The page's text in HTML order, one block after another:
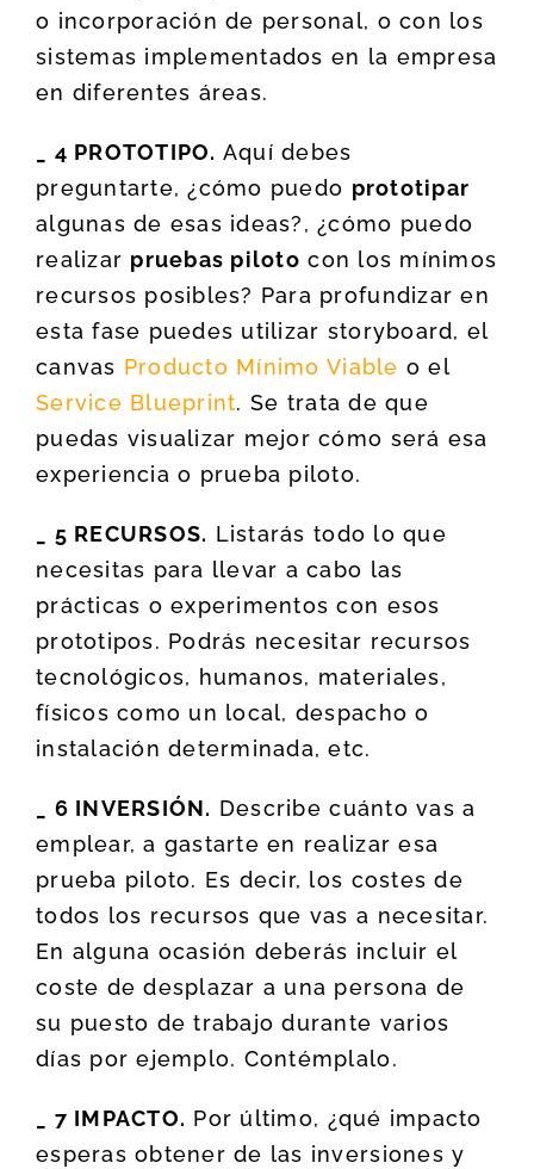
o incorporación de personal, o con los
sistemas implementados en la empresa
en diferentes áreas.
_ 4 PROTOTIPO. Aquí debes
preguntarte, ¿cómo puedo prototipar
algunas de esas ideas?, ¿cómo puedo
realizar pruebas piloto con los mínimos
recursos posibles? Para profundizar en
esta fase puedes utilizar storyboard, el
canvas Producto Mínimo Viable o el
Service Blueprint. Se trata de que
puedas visualizar mejor cómo será esa
experiencia o prueba piloto.
_ 5 RECURSOS. Listarás todo lo que
necesitas para llevar a cabo las
prácticas o experimentos con esos
prototipos. Podrás necesitar recursos
tecnológicos, humanos, materiales,
físicos como un local, despacho o
instalación determinada, etc.
_ 6 INVERSIÓN. Describe cuánto vas a
emplear, a gastarte en realizar esa
prueba piloto. Es decir, los costes de
todos los recursos que vas a necesitar.
En alguna ocasión deberás incluir el
coste de desplazar a una persona de
su puesto de trabajo durante varios
días por ejemplo. Contémplalo.
_ 7 IMPACTO. Por último, ¿qué impacto
esperas obtener de las inversiones y